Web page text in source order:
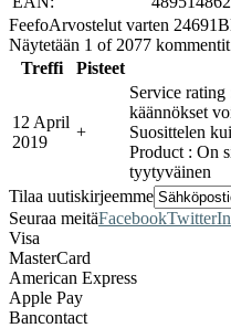
FeefoArvostelut varten
Näytetään 1 of 2077
Treffi
Pisteet
12 April
2019
+
Service
käännökset
Suosittelen
Product : On
tyytyväinen
Tilaa uutiskirjeemme
Seuraa meitäFacebookTwitter
Visa
MasterCard
American Express
Apple Pay
Bancontact